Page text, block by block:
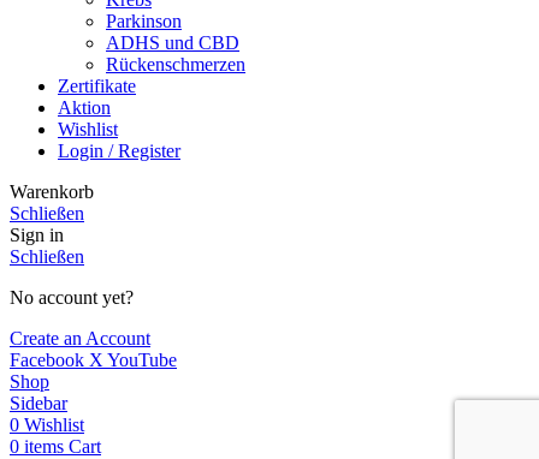
Parkinson
ADHS und CBD
Rückenschmerzen
Zertifikate
Aktion
Wishlist
Login / Register
Warenkorb
Schließen
Sign in
Schließen
No account yet?
Create an Account
Facebook X YouTube
Shop
Sidebar
0 Wishlist
0 items Cart